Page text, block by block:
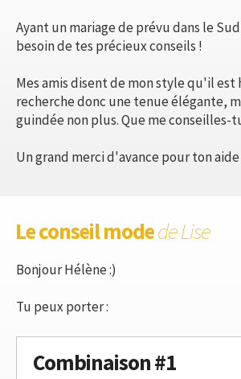
Ayant un mariage de prévu dans le
besoin de tes précieux conseils !
Mes amis disent de mon style qu'il est
recherche donc une tenue élégante,
guindée non plus. Que me conseilles-
Un grand merci d'avance pour ton aide
Le conseil modede Lise
Bonjour Hélène :)
Tu peux porter :
Combinaison #1